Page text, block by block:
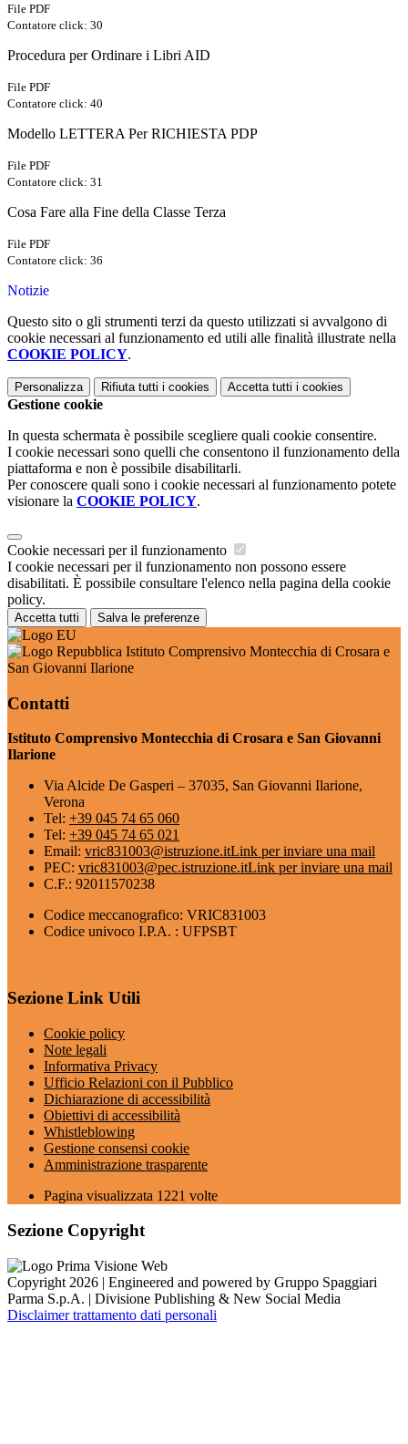
File PDF
Contatore click: 30
Procedura per Ordinare i Libri AID
File PDF
Contatore click: 40
Modello LETTERA Per RICHIESTA PDP
File PDF
Contatore click: 31
Cosa Fare alla Fine della Classe Terza
File PDF
Contatore click: 36
Notizie
Questo sito o gli strumenti terzi da questo utilizzati si avvalgono di
cookie necessari al funzionamento ed utili alle finalità illustrate nella
COOKIE POLICY.
Personalizza Rifiuta tutti i cookies Accetta tutti i cookies
Gestione cookie
In questa schermata è possibile scegliere quali cookie consentire.
I cookie necessari sono quelli che consentono il funzionamento della
piattaforma e non è possibile disabilitarli.
Per conoscere quali sono i cookie necessari al funzionamento potete
visionare la COOKIE POLICY.
Cookie necessari per il funzionamento
I cookie necessari per il funzionamento non possono essere
disabilitati. È possibile consultare l'elenco nella pagina della cookie
policy.
Accetta tutti Salva le preferenze
Istituto Comprensivo Montecchia di Crosara e
San Giovanni Ilarione
Contatti
Istituto Comprensivo Montecchia di Crosara e San Giovanni
Ilarione
Via Alcide De Gasperi – 37035, San Giovanni Ilarione,
Verona
Tel: +39 045 74 65 060
Tel: +39 045 74 65 021
Email: vric831003@istruzione.itLink per inviare una mail
PEC: vric831003@pec.istruzione.itLink per inviare una mail
C.F.: 92011570238
Codice meccanografico: VRIC831003
Codice univoco I.P.A. : UFPSBT
Sezione Link Utili
Cookie policy
Note legali
Informativa Privacy
Ufficio Relazioni con il Pubblico
Dichiarazione di accessibilità
Obiettivi di accessibilità
Whistleblowing
Gestione consensi cookie
Amministrazione trasparente
Pagina visualizzata 1221 volte
Sezione Copyright
Copyright 2026 | Engineered and powered by Gruppo Spaggiari
Parma S.p.A. | Divisione Publishing & New Social Media
Disclaimer trattamento dati personali